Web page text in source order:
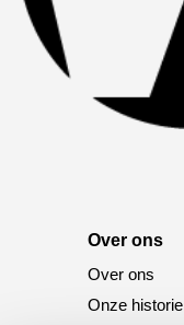
Over ons
Over ons
Onze historie